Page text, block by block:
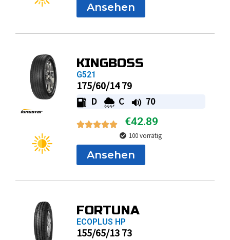
Ansehen
KINGBOSS
G521
175/60/14 79
D C 70
€42.89
100 vorrätig
Ansehen
FORTUNA
ECOPLUS HP
155/65/13 73